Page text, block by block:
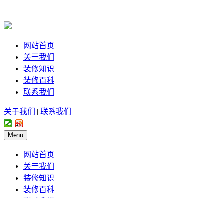
网站首页
关于我们
装修知识
装修百科
联系我们
关于我们 | 联系我们 |
Menu
网站首页
关于我们
装修知识
装修百科